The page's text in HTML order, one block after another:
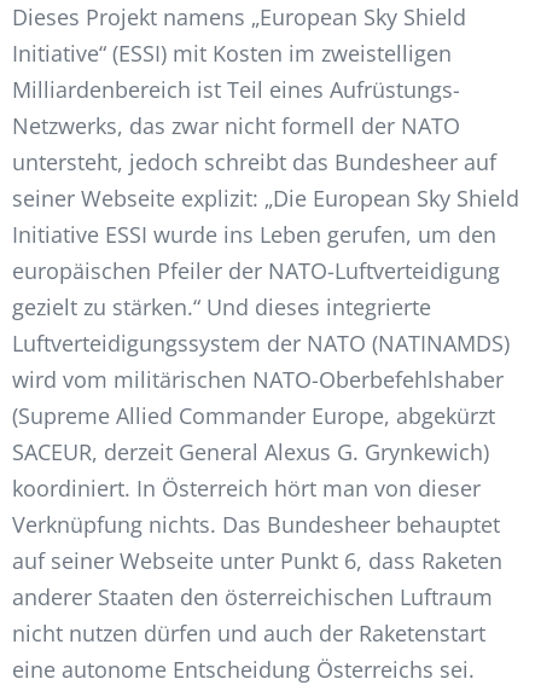
Dieses Projekt namens „European Sky Shield
Initiative“ (ESSI) mit Kosten im zweistelligen
Milliardenbereich ist Teil eines Aufrüstungs-
Netzwerks, das zwar nicht formell der NATO
untersteht, jedoch schreibt das Bundesheer auf
seiner Webseite explizit: „Die European Sky Shield
Initiative ESSI wurde ins Leben gerufen, um den
europäischen Pfeiler der NATO-Luftverteidigung
gezielt zu stärken.“ Und dieses integrierte
Luftverteidigungssystem der NATO (NATINAMDS)
wird vom militärischen NATO-Oberbefehlshaber
(Supreme Allied Commander Europe, abgekürzt
SACEUR, derzeit General Alexus G. Grynkewich)
koordiniert. In Österreich hört man von dieser
Verknüpfung nichts. Das Bundesheer behauptet
auf seiner Webseite unter Punkt 6, dass Raketen
anderer Staaten den österreichischen Luftraum
nicht nutzen dürfen und auch der Raketenstart
eine autonome Entscheidung Österreichs sei.